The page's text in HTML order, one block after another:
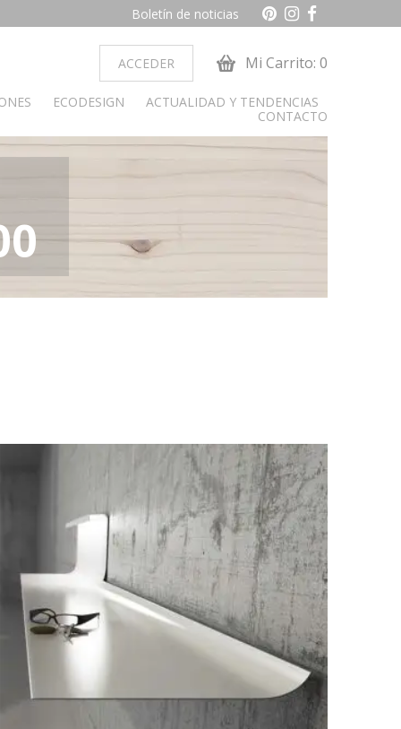
Boletín de noticias
ACCEDER Mi Carrito: 0
ECODESIGN
ACTUALIDAD Y TENDENCIAS
CONTACTO
cocina
Librerías
Mesas de centro